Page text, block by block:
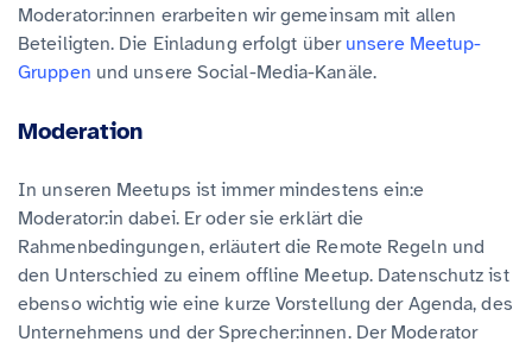
Moderator:innen erarbeiten wir gemeinsam mit allen
Beteiligten. Die Einladung erfolgt über unsere Meetup-
Gruppen und unsere Social-Media-Kanäle.
Moderation
In unseren Meetups ist immer mindestens ein:e
Moderator:in dabei. Er oder sie erklärt die
Rahmenbedingungen, erläutert die Remote Regeln und
den Unterschied zu einem offline Meetup. Datenschutz ist
ebenso wichtig wie eine kurze Vorstellung der Agenda, des
Unternehmens und der Sprecher:innen. Der Moderator